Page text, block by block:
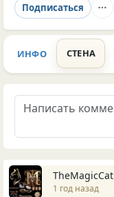
Подписаться
ИНФО СТЕНА
TheMagicCat
1 год назад